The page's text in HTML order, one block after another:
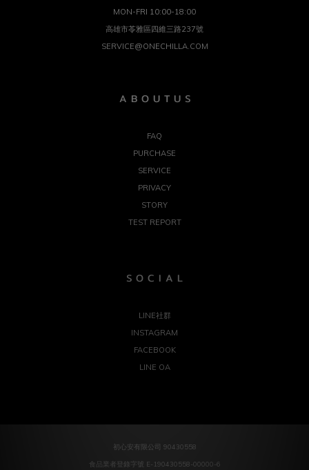
MON-FRI 10:00-18:00
高雄市苓雅區四維三路237號
SERVICE@ONECHILLA.COM
A B O U T U S
FAQ
PURCHASE
SERVICE
PRIVACY
STORY
TEST REPORT
S O C I A L
LINE社群
INSTAGRAM
FACEBOOK
LINE OA
初心安有限公司 90430558
食品業者登錄字號 E-190430558-00000-6